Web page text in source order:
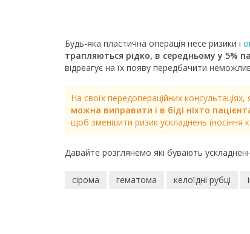
Будь-яка пластична операція несе ризики і
трапляються рідко, в середньому у 5%
відреагує на їх появу передбачити
На своїх передопераційних
можна виправити і в біді ніхто
щоб зменшити ризик ускладнень (носіння
Давайте розглянемо які бувають
сірома гематома келоїдні рубці